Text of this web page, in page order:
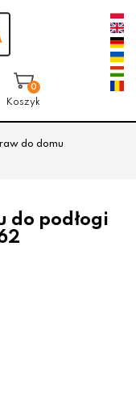
0
Koszyk
do domu
do podłogi